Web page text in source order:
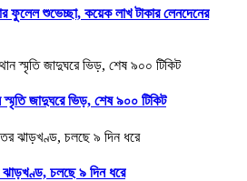
ফুলেল শুভেচ্ছা, কয়েক লাখ টাকার লেনদেনের
জাদুঘরে ভিড়, শেষ ৯০০ টিকিট
চলছে ৯ দিন ধরে